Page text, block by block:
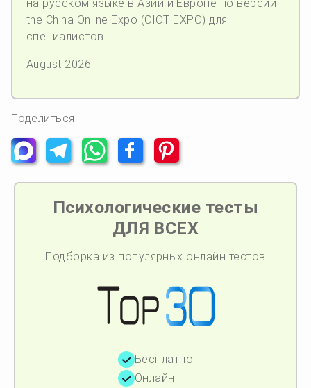
на русском языке в Азии и Европе по версии
the China Online Expo (CIOT EXPO) для
специалистов.
August 2026
Поделиться:
Психологические тесты
ДЛЯ ВСЕХ
Подборка из популярных онлайн тестов
Бесплатно
Онлайн